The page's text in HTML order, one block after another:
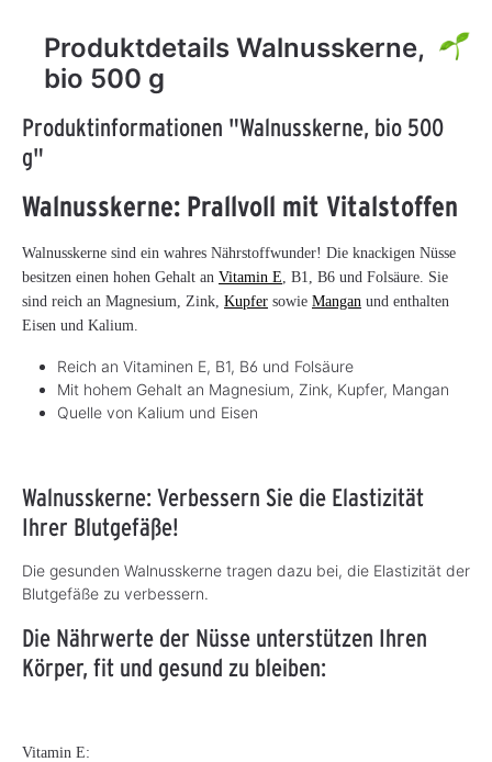
Produktdetails Walnusskerne,
bio 500 g
Produktinformationen "Walnusskerne, bio 500
g"
Walnusskerne: Prallvoll mit Vitalstoffen
Walnusskerne sind ein wahres Nährstoffwunder! Die knackigen Nüsse
besitzen einen hohen Gehalt an Vitamin E , B1, B6 und Folsäure. Sie
sind reich an Magnesium, Zink, Kupfer sowie Mangan und enthalten
Eisen und Kalium.
Reich an Vitaminen E, B1, B6 und Folsäure
Mit hohem Gehalt an Magnesium, Zink, Kupfer, Mangan
Quelle von Kalium und Eisen
Walnusskerne: Verbessern Sie die Elastizität
Ihrer Blutgefäße!
Die gesunden Walnusskerne tragen dazu bei, die Elastizität der
Blutgefäße zu verbessern.
Die Nährwerte der Nüsse unterstützen Ihren
Körper, fit und gesund zu bleiben:
Vitamin E: